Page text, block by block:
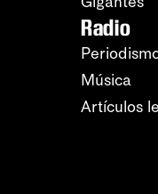
Radio
Música
Artículos